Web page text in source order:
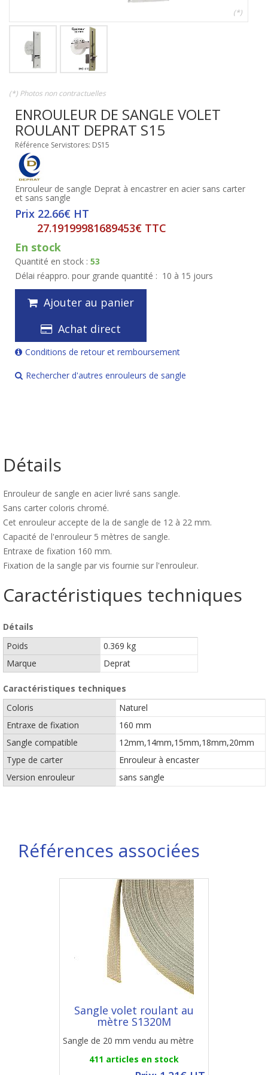
(*)
(*) Photos non contractuelles
ENROULEUR DE SANGLE VOLET
ROULANT DEPRAT S15
Référence Servistores: DS15
Enrouleur de sangle Deprat à encastrer en acier sans carter
et sans sangle
Prix 22.66€ HT
27.19199981689453€ TTC
En stock
Quantité en stock : 53
Délai réappro. pour grande quantité : 10 à 15 jours
Ajouter au panier
Achat direct
Conditions de retour et remboursement
Rechercher d'autres enrouleurs de sangle
Détails
Enrouleur de sangle en acier livré sans sangle.
Sans carter coloris chromé.
Cet enrouleur accepte de la de sangle de 12 à 22 mm.
Capacité de l'enrouleur 5 mètres de sangle.
Entraxe de fixation 160 mm.
Fixation de la sangle par vis fournie sur l'enrouleur.
Caractéristiques techniques
Détails
Poids
0.369 kg
Marque
Deprat
Caractéristiques techniques
Coloris
Naturel
Entraxe de fixation
160 mm
Sangle compatible
12mm,14mm,15mm,18mm,20mm
Type de carter
Enrouleur à encaster
Version enrouleur
sans sangle
Références associées
Sangle volet roulant au
mètre S1320M
Sangle de 20 mm vendu au mètre
411 articles en stock